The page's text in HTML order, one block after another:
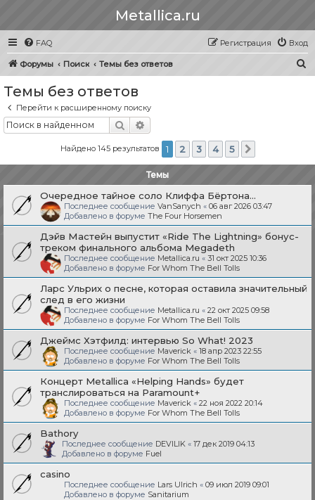
Metallica.ru
FAQ Вход
Регистрация
Форумы Поиск Темы без ответов
Темы без ответов
Перейти к расширенному поиску
Поиск
Найдено 145 результатов 1 2 3 4 5
Темы
Очередное тайное соло Клиффа Бёртона...
Последнее сообщение VanSanych « 06 авг 2026 03:47
Добавлено в форуме The Four Horsemen
Дэйв Мастейн выпустит «Ride The Lightning» бонус-
треком финального альбома Megadeth
Последнее сообщение Metallica.ru « 31 окт 2025 10:36
Добавлено в форуме For Whom The Bell Tolls
Ларс Ульрих о песне, которая оставила значительный
след в его жизни
Последнее сообщение Metallica.ru « 22 окт 2025 09:58
Добавлено в форуме For Whom The Bell Tolls
Джеймс Хэтфилд: интервью So What! 2023
Последнее сообщение Maverick « 18 апр 2023 22:55
Добавлено в форуме For Whom The Bell Tolls
Концерт Metallica «Helping Hands» будет
транслироваться на Paramount+
Последнее сообщение Maverick « 22 ноя 2022 20:14
Добавлено в форуме For Whom The Bell Tolls
Bathory
Последнее сообщение DEVILIK « 17 дек 2019 04:13
Добавлено в форуме Fuel
casino
Последнее сообщение Lars Ulrich « 09 июл 2019 09:01
Добавлено в форуме Sanitarium